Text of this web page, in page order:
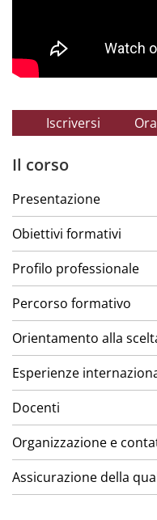
Iscriversi
Il corso
Presentazione
Obiettivi formativi
Profilo professionale
Percorso formativo
Orientamento alla
Esperienze
Docenti
Organizzazione e
Assicurazione della